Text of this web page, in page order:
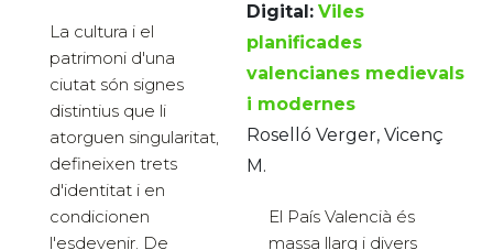
La cultura i el
patrimoni d'una
ciutat són signes
distintius que li
atorguen singularitat,
defineixen trets
d'identitat i en
condicionen
l'esdevenir. De
Digital: Viles
planificades
valencianes medievals
i modernes
Roselló Verger, Vicenç
M.
El País Valencià és
massa llarg i divers